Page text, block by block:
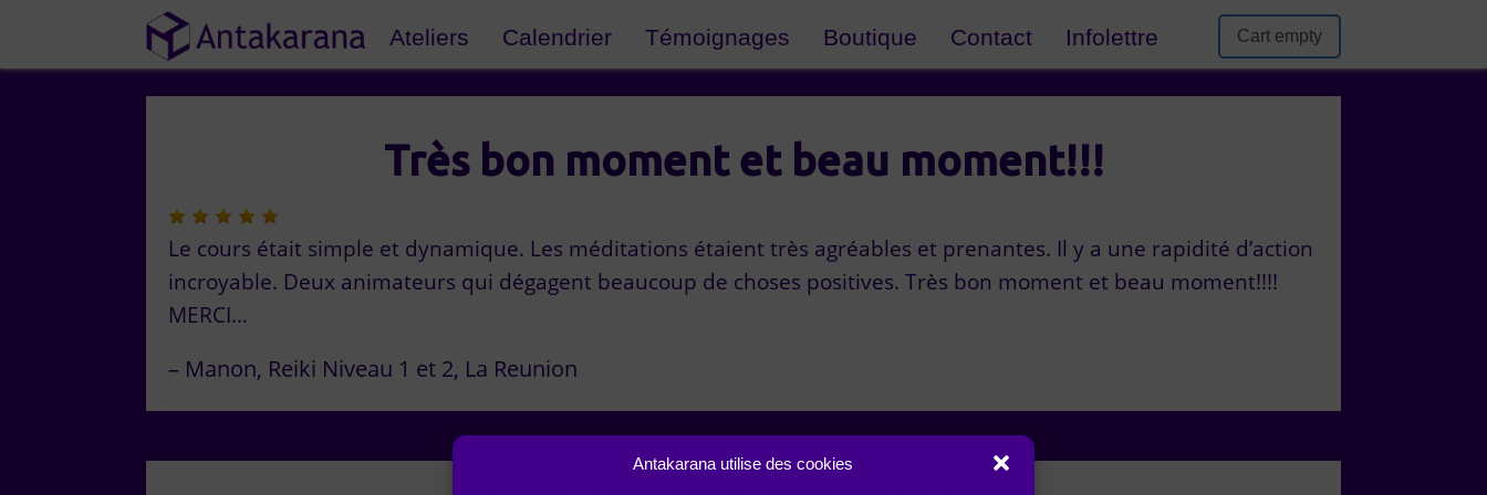
Antakarana utilise des cookies
Ateliers Calendrier Témoignages Boutique Contact Infolettre Cart empty
Très bon moment et beau moment!!!
Le cours était simple et dynamique. Les méditations étaient très agréables et prenantes. Il y a une rapidité d’action
incroyable. Deux animateurs qui dégagent beaucoup de choses positives. Très bon moment et beau moment!!!!
MERCI…
Manon Reiki Niveau 1 et 2 La Reunion